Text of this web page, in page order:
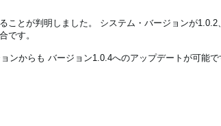
とが判明しました。 システム・バージョンが1.0.2
です。
からも バージョン1.0.4へのアップデートが可能で